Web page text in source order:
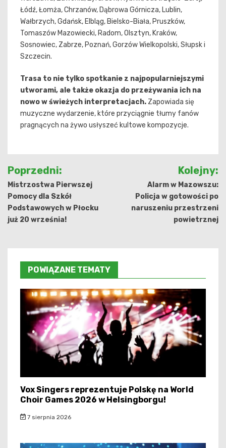
Łódź, Łomża, Chrzanów, Dąbrowa Górnicza, Lublin,
Wałbrzych, Gdańsk, Elbląg, Bielsko-Biała, Pruszków,
Tomaszów Mazowiecki, Radom, Olsztyn, Kraków,
Sosnowiec, Zabrze, Poznań, Gorzów Wielkopolski, Słupsk i
Szczecin.
Trasa to nie tylko spotkanie z najpopularniejszymi
utworami, ale także okazja do przeżywania ich na
nowo w świeżych interpretacjach. Zapowiada się
muzyczne wydarzenie, które przyciągnie tłumy fanów
pragnących na żywo usłyszeć kultowe kompozycje.
Nawigacja
wpisu
Poprzedni:
Mistrzostwa Pierwszej
Pomocy dla Szkół
Podstawowych w Płocku
już 20 września!
Kolejny:
Alarm w Mazowszu:
Policja w gotowości po
naruszeniu przestrzeni
powietrznej
POWIĄZANE TEMATY
Vox Singers reprezentuje Polskę na World
Choir Games 2026 w Helsingborgu!
7 sierpnia 2026